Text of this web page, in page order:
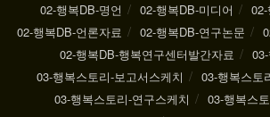
02-행복DB-명언
02-행복DB-미디어
02-행복DB-언론자료
02-행복DB-연구논문
02-행복DB-행복연구센터발간자료
03-행복스토리-보고서스케치
03-행복스토
03-행복스토리-연구스케치
03-행복스